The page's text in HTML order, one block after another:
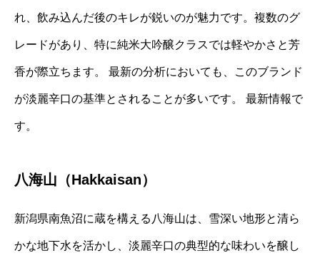
れ、飲み込んだ後のキレが鋭いのが魅力です。複数のグ
レードがあり、特に純米大吟醸クラスでは軽やかさと芳
香が際立ちます。 最新の分析においても、このブランド
が淡麗辛口の基準とされることが多いです。 最新情報で
す。
八海山（Hakkaisan）
新潟県南魚沼に蔵を構える八海山は、雪深い地形と清ら
かな地下水を活かし、淡麗辛口の典型的な味わいを醸し